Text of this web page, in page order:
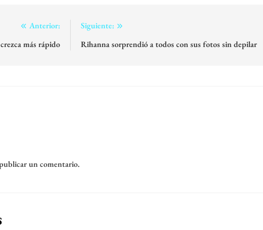
Anterior:
más rápido
Siguiente:
Rihanna sorprendió a todos con sus fotos sin depilar
un comentario.